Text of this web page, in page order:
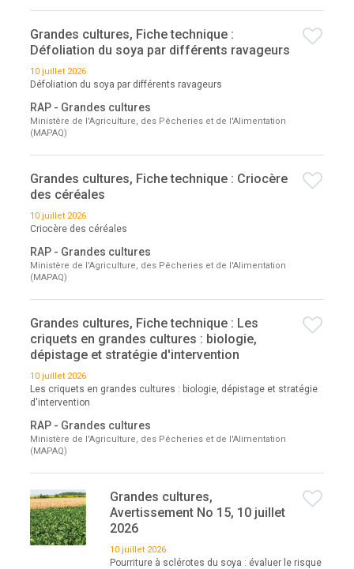
Grandes cultures, Fiche technique :
Défoliation du soya par différents ravageurs
10 juillet 2026
Défoliation du soya par différents ravageurs
RAP - Grandes cultures
Ministère de l'Agriculture, des Pêcheries et de l'Alimentation
(MAPAQ)
Grandes cultures, Fiche technique : Criocère
des céréales
10 juillet 2026
Criocère des céréales
RAP - Grandes cultures
Ministère de l'Agriculture, des Pêcheries et de l'Alimentation
(MAPAQ)
Grandes cultures, Fiche technique : Les
criquets en grandes cultures : biologie,
dépistage et stratégie d'intervention
10 juillet 2026
Les criquets en grandes cultures : biologie, dépistage et stratégie
d'intervention
RAP - Grandes cultures
Ministère de l'Agriculture, des Pêcheries et de l'Alimentation
(MAPAQ)
Grandes cultures,
Avertissement No 15, 10 juillet
2026
10 juillet 2026
Pourriture à sclérotes du soya : évaluer le risque